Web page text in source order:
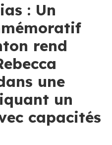
: Un
rend
une
un
capacités